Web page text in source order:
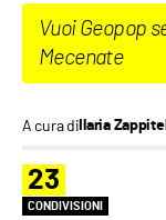
Vuoi Geopop
Mecenate
A cura di Ilaria
23
CONDIVISIONI